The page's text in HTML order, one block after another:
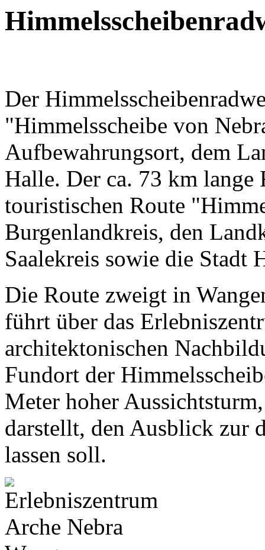
Der
"Himmelsscheibe von
Aufbewahrungsort, dem
Halle. Der ca. 73 km lange
touristischen Route
Burgenlandkreis, den
Saalekreis sowie die Stadt
Die Route zweigt in
führt über das
architektonischen
Fundort der
Meter hoher
darstellt, den Ausblick zur
lassen soll.